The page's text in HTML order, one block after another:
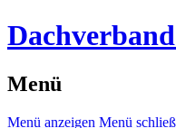
Menü
Menü anzeigen Menü